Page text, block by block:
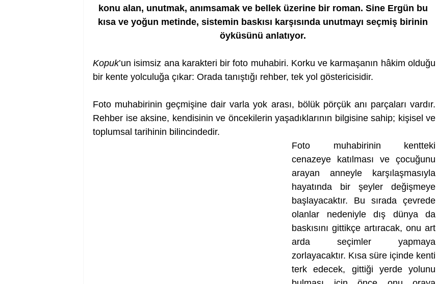
konu alan, unutmak, anımsamak ve bellek üzerine bir roman. Sine Ergün bu
kısa ve yoğun metinde, sistemin baskısı karşısında unutmayı seçmiş birinin
öyküsünü anlatıyor.
Kopuk’un isimsiz ana karakteri bir foto muhabiri. Korku ve karmaşanın hâkim olduğu
bir kente yolculuğa çıkar: Orada tanıştığı rehber, tek yol göstericisidir.
Foto muhabirinin geçmişine dair varla yok arası, bölük pörçük anı parçaları vardır.
Rehber ise aksine, kendisinin ve öncekilerin yaşadıklarının bilgisine sahip; kişisel ve
toplumsal tarihinin bilincindedir.
Foto muhabirinin kentteki
cenazeye katılması ve çocuğunu
arayan anneyle karşılaşmasıyla
hayatında bir şeyler değişmeye
başlayacaktır. Bu sırada çevrede
olanlar nedeniyle dış dünya da
baskısını gittikçe artıracak, onu art
arda seçimler yapmaya
zorlayacaktır. Kısa süre içinde kenti
terk edecek, gittiği yerde yolunu